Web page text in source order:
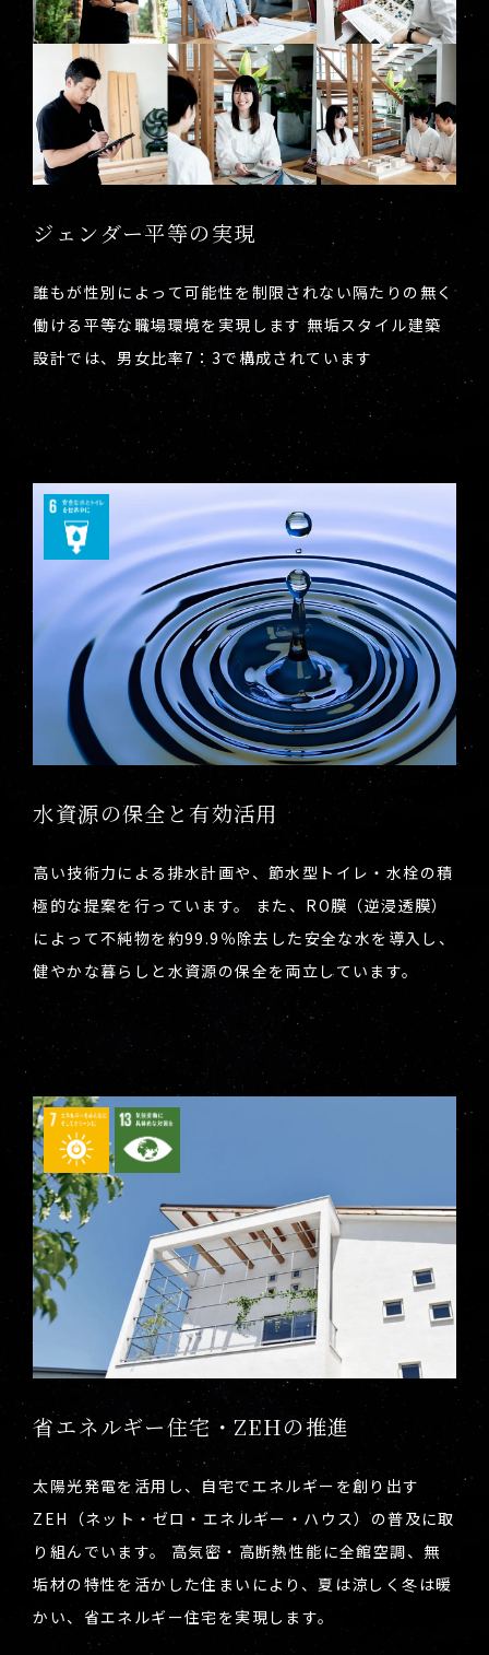
ジェンダー平等の実現
誰もが性別によって可能性を制限されない隔たりの無く
働ける平等な職場環境を実現します 無垢スタイル建築
設計では、男女比率7：3で構成されています
水資源の保全と有効活用
高い技術力による排水計画や、節水型トイレ・水栓の積
極的な提案を行っています。 また、RO膜（逆浸透膜）
によって不純物を約99.9％除去した安全な水を導入し、
健やかな暮らしと水資源の保全を両立しています。
省エネルギー住宅・ZEHの推進
太陽光発電を活用し、自宅でエネルギーを創り出す
ZEH（ネット・ゼロ・エネルギー・ハウス）の普及に取
り組んでいます。 高気密・高断熱性能に全館空調、無
垢材の特性を活かした住まいにより、夏は涼しく冬は暖
かい、省エネルギー住宅を実現します。